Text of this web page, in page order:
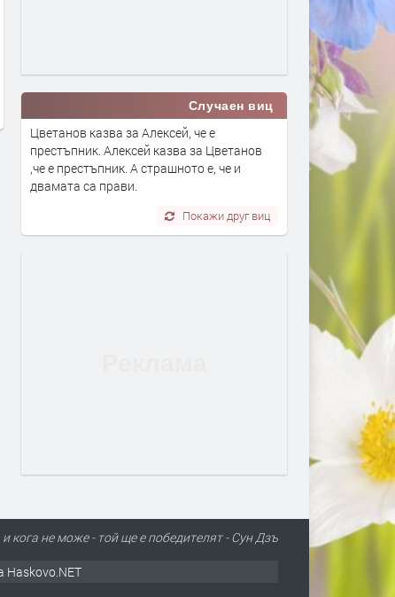
Предимно слънчево и
ветровито днес в
Случаен виц
Цветанов казва за Алексей, че е
престъпник. Алексей казва за Цветанов
,че е престъпник. А страшното е, че и
двамата са прави.
Покажи друг виц
кога не може - той ще е победителят - Сун Дзъ
Haskovo.NET